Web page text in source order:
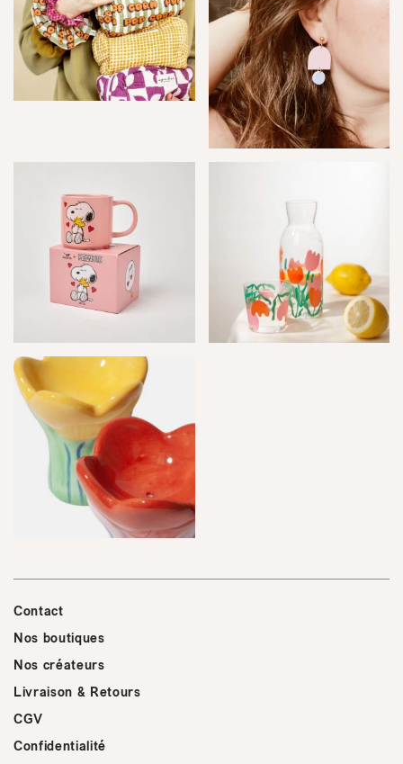
Contact
Nos boutiques
Nos créateurs
Livraison & Retours
CGV
Confidentialité